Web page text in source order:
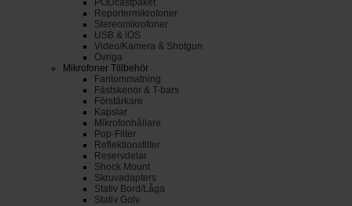
PODcastpaket
Reportermikrofoner
Stereomikrofoner
USB & iOS
Video/Kamera & Shotgun
Övriga
Mikrofoner Tillbehör
Fantommatning
Fästskenor & T-bars
Förstärkare
Kapslar
Mikrofonhållare
Pop-Filter
Reflektionsfilter
Reservdelar
Shock Mount
Skruvadapters
Stativ Bord/Låga
Stativ Golv